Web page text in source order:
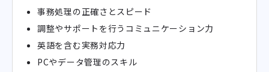
事務処理の正確さとスピード
調整やサポートを行うコミュニケーション力
英語を含む実務対応力
PCやデータ管理のスキル